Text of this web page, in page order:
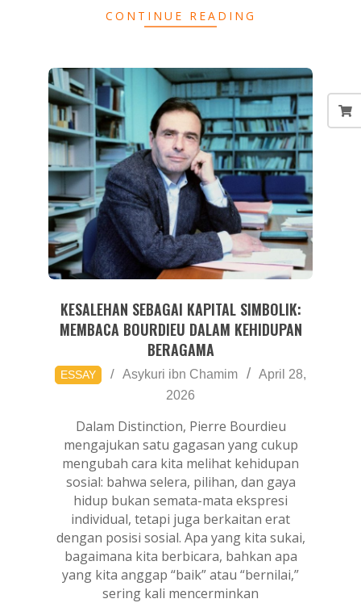
CONTINUE READING
KESALEHAN SEBAGAI KAPITAL SIMBOLIK:
MEMBACA BOURDIEU DALAM KEHIDUPAN
BERAGAMA
2026-
04-
ESSAY Asykuri ibn Chamim
April 28,
2026
Dalam Distinction, Pierre Bourdieu
mengajukan satu gagasan yang cukup
mengubah cara kita melihat kehidupan
sosial: bahwa selera, pilihan, dan gaya
hidup bukan semata-mata ekspresi
individual, tetapi juga berkaitan erat
dengan posisi sosial. Apa yang kita sukai,
bagaimana kita berbicara, bahkan apa
yang kita anggap “baik” atau “bernilai,”
sering kali mencerminkan